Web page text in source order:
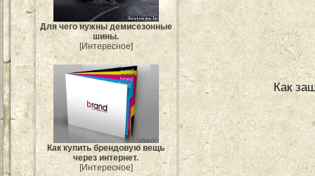
Для чего нужны демисезонные
шины.
[Интересное]
Как купить брендовую вещь
через интернет.
[Интересное]
Как